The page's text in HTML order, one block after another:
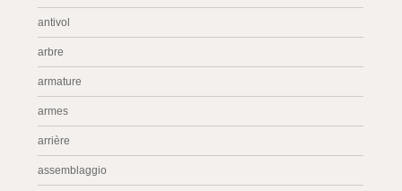
antivol
arbre
armature
armes
arrière
assemblaggio